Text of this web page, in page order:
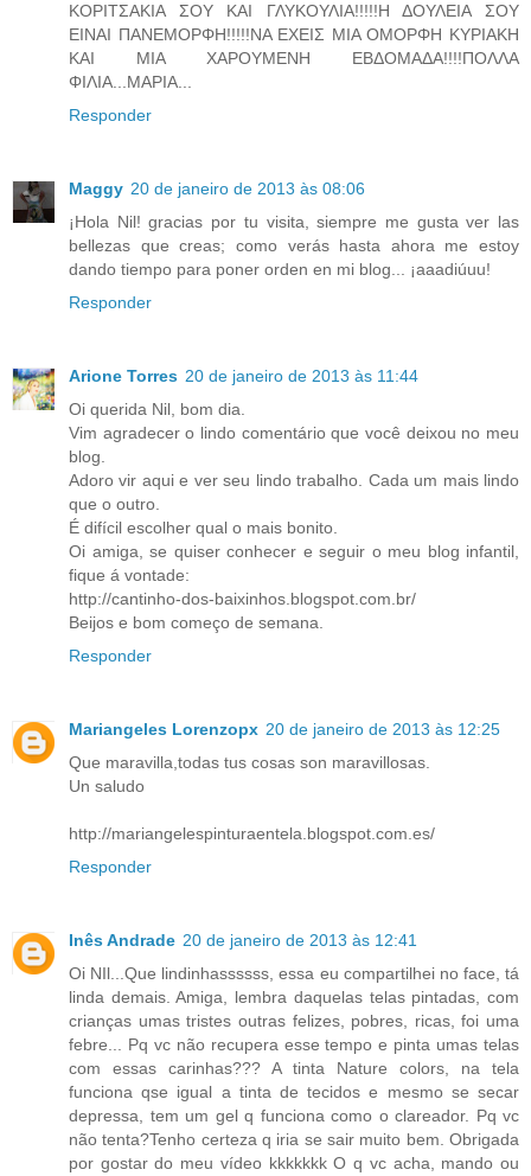
ΚΟΡΙΤΣΑΚΙΑ ΣΟΥ ΚΑΙ ΓΛΥΚΟΥΛΙΑ!!!!!Η ΔΟΥΛΕΙΑ ΣΟΥ
ΕΙΝΑΙ ΠΑΝΕΜΟΡΦΗ!!!!!ΝΑ ΕΧΕΙΣ ΜΙΑ ΟΜΟΡΦΗ ΚΥΡΙΑΚΗ
ΚΑΙ ΜΙΑ ΧΑΡΟΥΜΕΝΗ ΕΒΔΟΜΑΔΑ!!!!ΠΟΛΛΑ
ΦΙΛΙΑ...ΜΑΡΙΑ...
Responder
Maggy 20 de janeiro de 2013 às 08:06
¡Hola Nil! gracias por tu visita, siempre me gusta ver las
bellezas que creas; como verás hasta ahora me estoy
dando tiempo para poner orden en mi blog... ¡aaadiúuu!
Responder
Arione Torres 20 de janeiro de 2013 às 11:44
Oi querida Nil, bom dia.
Vim agradecer o lindo comentário que você deixou no meu
blog.
Adoro vir aqui e ver seu lindo trabalho. Cada um mais lindo
que o outro.
É difícil escolher qual o mais bonito.
Oi amiga, se quiser conhecer e seguir o meu blog infantil,
fique á vontade:
http://cantinho-dos-baixinhos.blogspot.com.br/
Beijos e bom começo de semana.
Responder
Mariangeles Lorenzopx 20 de janeiro de 2013 às 12:25
Que maravilla,todas tus cosas son maravillosas.
Un saludo
http://mariangelespinturaentela.blogspot.com.es/
Responder
Inês Andrade 20 de janeiro de 2013 às 12:41
Oi NIl...Que lindinhassssss, essa eu compartilhei no face, tá
linda demais. Amiga, lembra daquelas telas pintadas, com
crianças umas tristes outras felizes, pobres, ricas, foi uma
febre... Pq vc não recupera esse tempo e pinta umas telas
com essas carinhas??? A tinta Nature colors, na tela
funciona qse igual a tinta de tecidos e mesmo se secar
depressa, tem um gel q funciona como o clareador. Pq vc
não tenta?Tenho certeza q iria se sair muito bem. Obrigada
por gostar do meu vídeo kkkkkkk O q vc acha, mando ou